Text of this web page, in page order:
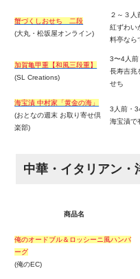
蟹づくしおせち 二段
(大丸・松坂屋オンライン)
２～３人
紅ずわい
料亭なら
加賀亀甲重【和風三段重】
(SL Creations)
3〜4人前
長寿吉兆
せち
海宝漬 中村家「黄金の海」
(おとなの週末 お取り寄せ倶
楽部)
3人前・
海宝漬で
中華・イタリアン・
商品名
俺のオードブル＆ロッシーニ風ハンバ
ーグ
(俺のEC)